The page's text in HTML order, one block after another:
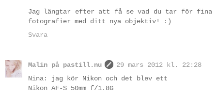
Jag längtar efter att få se vad du tar för fina
fotografier med ditt nya objektiv! :)
Svara
Malin på pastill.nu
29 mars 2012 kl. 22:28
Nina: jag kör Nikon och det blev ett
Nikon AF-S 50mm f/1.8G